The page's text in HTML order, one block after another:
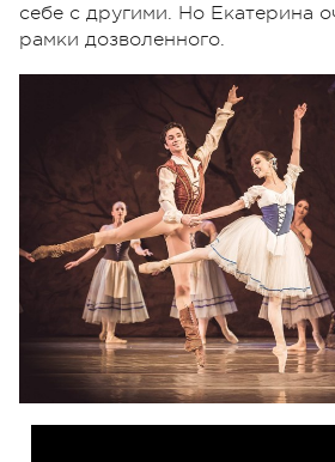
себе с другими. Но Екатерина
рамки дозволенного.